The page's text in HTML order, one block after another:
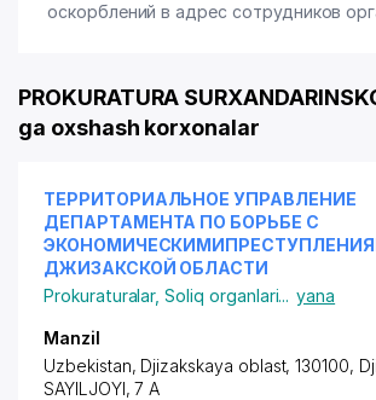
оскорблений в адрес сотрудников
PROKURATURA
ga oxshash korxonalar
ТЕРРИТОРИАЛЬНОЕ УПРАВЛЕНИЕ
ДЕПАРТАМЕНТА ПО БОРЬБЕ С
ДЖИЗАКСКОЙ ОБЛАСТИ
Prokuraturalar,Soliq organlari... yana
Manzil
Uzbekistan, Djizakskaya oblast, 130100,
SAYILJOYI, 7 A